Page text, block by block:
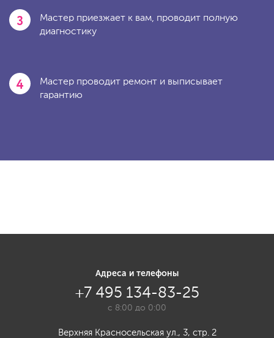
3
Мастер приезжает к вам, проводит полную
диагностику
4
Мастер проводит ремонт и выписывает
гарантию
Адреса и телефоны
+7 495 134-83-25
с 8:00 до 0:00
Верхняя Красносельская ул., 3, стр. 2